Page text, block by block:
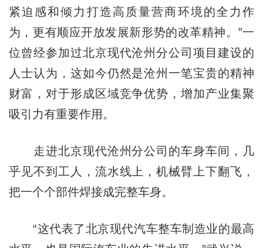
紧迫感和倾力打造高质量营商环境的全力作
为，更有顺应开放发展新形势的改革精神。”一
位曾经参加过北京现代沧州分公司项目建设的
人士认为，这如今仍然是沧州一笔宝贵的精神
财富，对于形成区域竞争优势，增加产业集聚
吸引力有重要作用。
走进北京现代沧州分公司的车身车间，几
乎见不到工人，流水线上，机械臂上下翻飞，
把一个个部件焊接成完整车身。
“这代表了北京现代汽车整车制造业的最高